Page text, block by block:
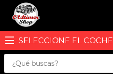
SELECCIONE EL COCHE